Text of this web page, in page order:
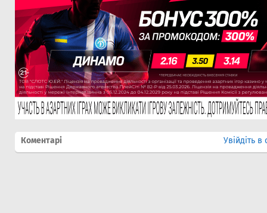
Коментарі Увійдіть в